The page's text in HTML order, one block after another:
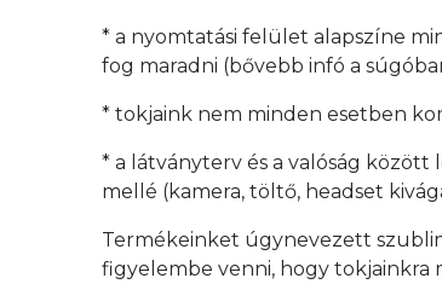
* a nyomtatási felület alapszíne
fog maradni (bővebb infó a
* tokjaink nem minden esetben
* a látványterv és a valóság között
mellé (kamera, töltő, headset
Termékeinket úgynevezett
figyelembe venni, hogy tokjainkra